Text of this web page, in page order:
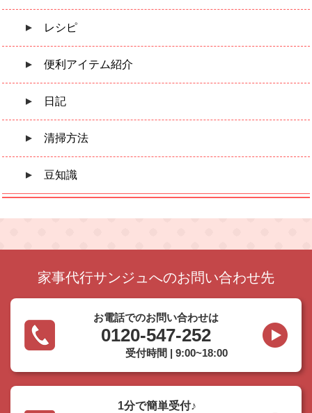
レシピ
便利アイテム紹介
日記
清掃方法
豆知識
家事代行サンジュへのお問い合わせ先
お電話でのお問い合わせは
0120-547-252
受付時間 | 9:00~18:00
1分で簡単受付♪